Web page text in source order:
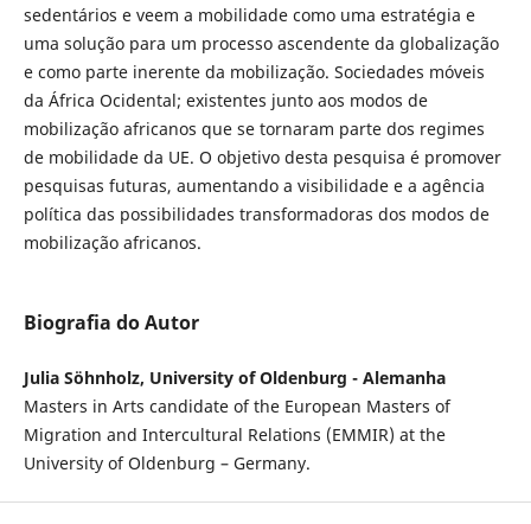
sedentários e veem a mobilidade como uma estratégia e
uma solução para um processo ascendente da globalização
e como parte inerente da mobilização. Sociedades móveis
da África Ocidental; existentes junto aos modos de
mobilização africanos que se tornaram parte dos regimes
de mobilidade da UE. O objetivo desta pesquisa é promover
pesquisas futuras, aumentando a visibilidade e a agência
política das possibilidades transformadoras dos modos de
mobilização africanos.
Biografia do Autor
Julia Söhnholz, University of Oldenburg - Alemanha
Masters in Arts candidate of the European Masters of
Migration and Intercultural Relations (EMMIR) at the
University of Oldenburg – Germany.